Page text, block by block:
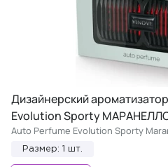
Дизайнерский
Evolution Sporty
Auto Perfume Evolution Sporty
Размер: 1 шт.